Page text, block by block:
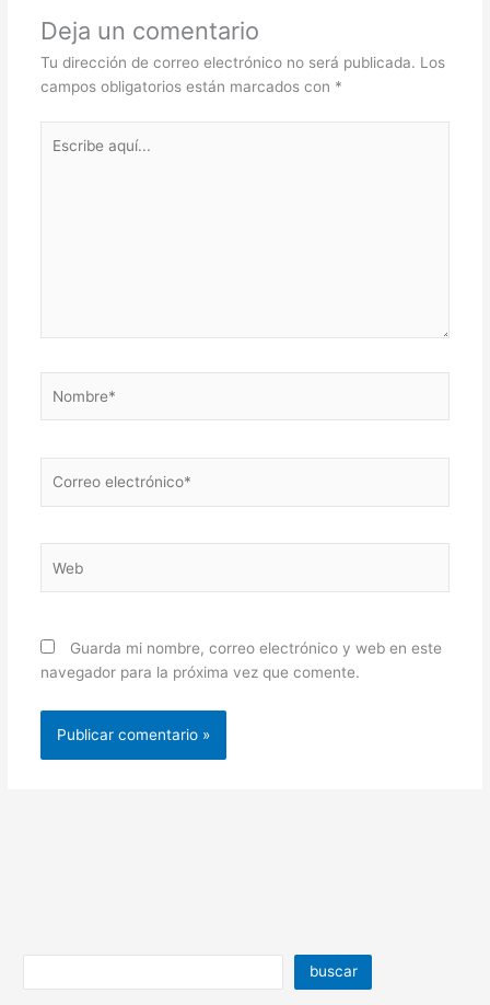
Deja un comentario
Tu dirección de correo electrónico no será publicada. Los
campos obligatorios están marcados con *
aquí...
electrónico*
Guarda mi nombre, correo electrónico y web en este
navegador para la próxima vez que comente.
buscar